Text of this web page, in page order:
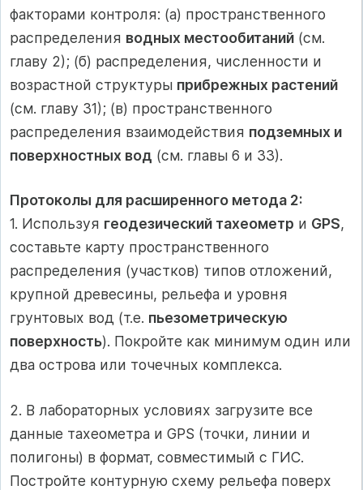
факторами контроля: (а) пространственного
распределения водных местообитаний (см.
главу 2); (б) распределения, численности и
возрастной структуры прибрежных растений
(см. главу 31); (в) пространственного
распределения взаимодействия подземных и
поверхностных вод (см. главы 6 и 33).
Протоколы для расширенного метода 2:
1. Используя геодезический тахеометр и GPS,
составьте карту пространственного
распределения (участков) типов отложений,
крупной древесины, рельефа и уровня
грунтовых вод (т.е. пьезометрическую
поверхность). Покройте как минимум один или
два острова или точечных комплекса.
2. В лабораторных условиях загрузите все
данные тахеометра и GPS (точки, линии и
полигоны) в формат, совместимый с ГИС.
Постройте контурную схему рельефа поверх